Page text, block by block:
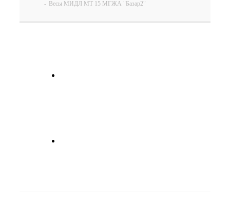
- Весы МИДЛ МТ 15 МГЖА "Базар2"